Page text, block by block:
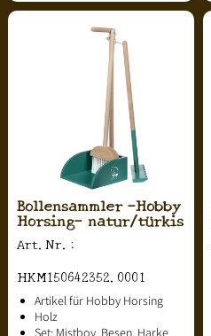
Bollensammler -Hobby
Horsing- natur/türkis
Art.Nr.:
HKM150642352.0001
Artikel für Hobby Horsing
Holz
Set: Mistboy, Besen, Harke